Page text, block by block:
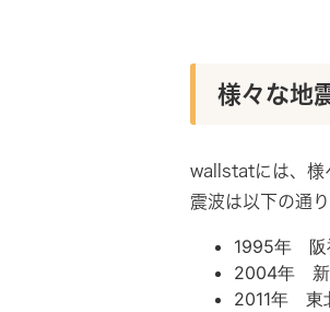
様々な地
wallstatには、様
震波は以下の通り
1995年 阪
2004年 新
2011年 東